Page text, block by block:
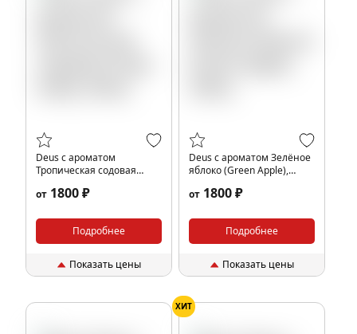
Deus с ароматом
Тропическая содовая
от 1800 ₽
Подробнее
Показать цены
Deus с ароматом Зелёное
яблоко (Green Apple),
от 1800 ₽
Подробнее
Показать цены
ХИТ